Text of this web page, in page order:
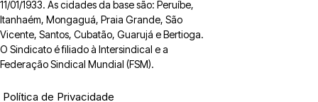
11/01/1933. As cidades da base são: Peruíbe,
Itanhaém, Mongaguá, Praia Grande, São
Vicente, Santos, Cubatão, Guarujá e Bertioga.
O Sindicato é filiado à Intersindical e a
Federação Sindical Mundial (FSM).
Política de Privacidade